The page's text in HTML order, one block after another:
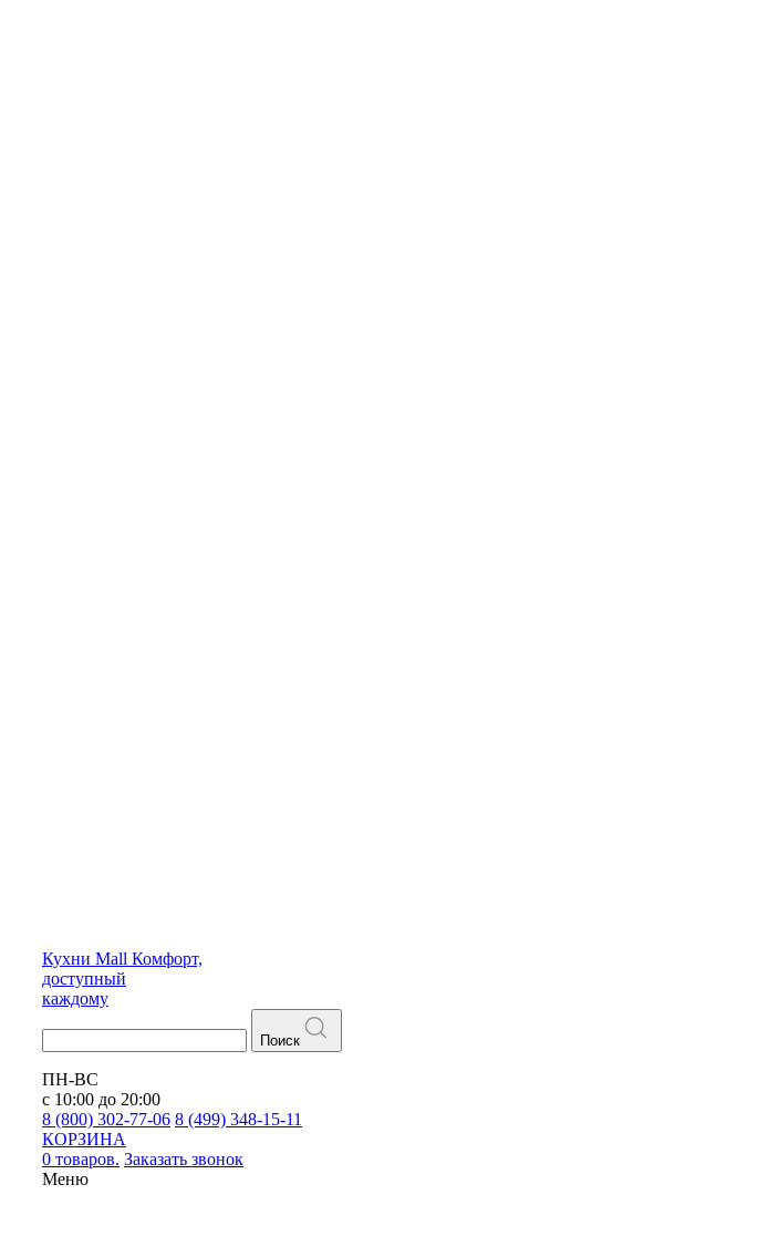
Кухни Mall Комфорт,
доступный
каждому
Поиск
ПН-ВС
с 10:00 до 20:00
8 (800) 302-77-06 8 (499) 348-15-11
КОРЗИНА
0 товаров. Заказать звонок
Меню